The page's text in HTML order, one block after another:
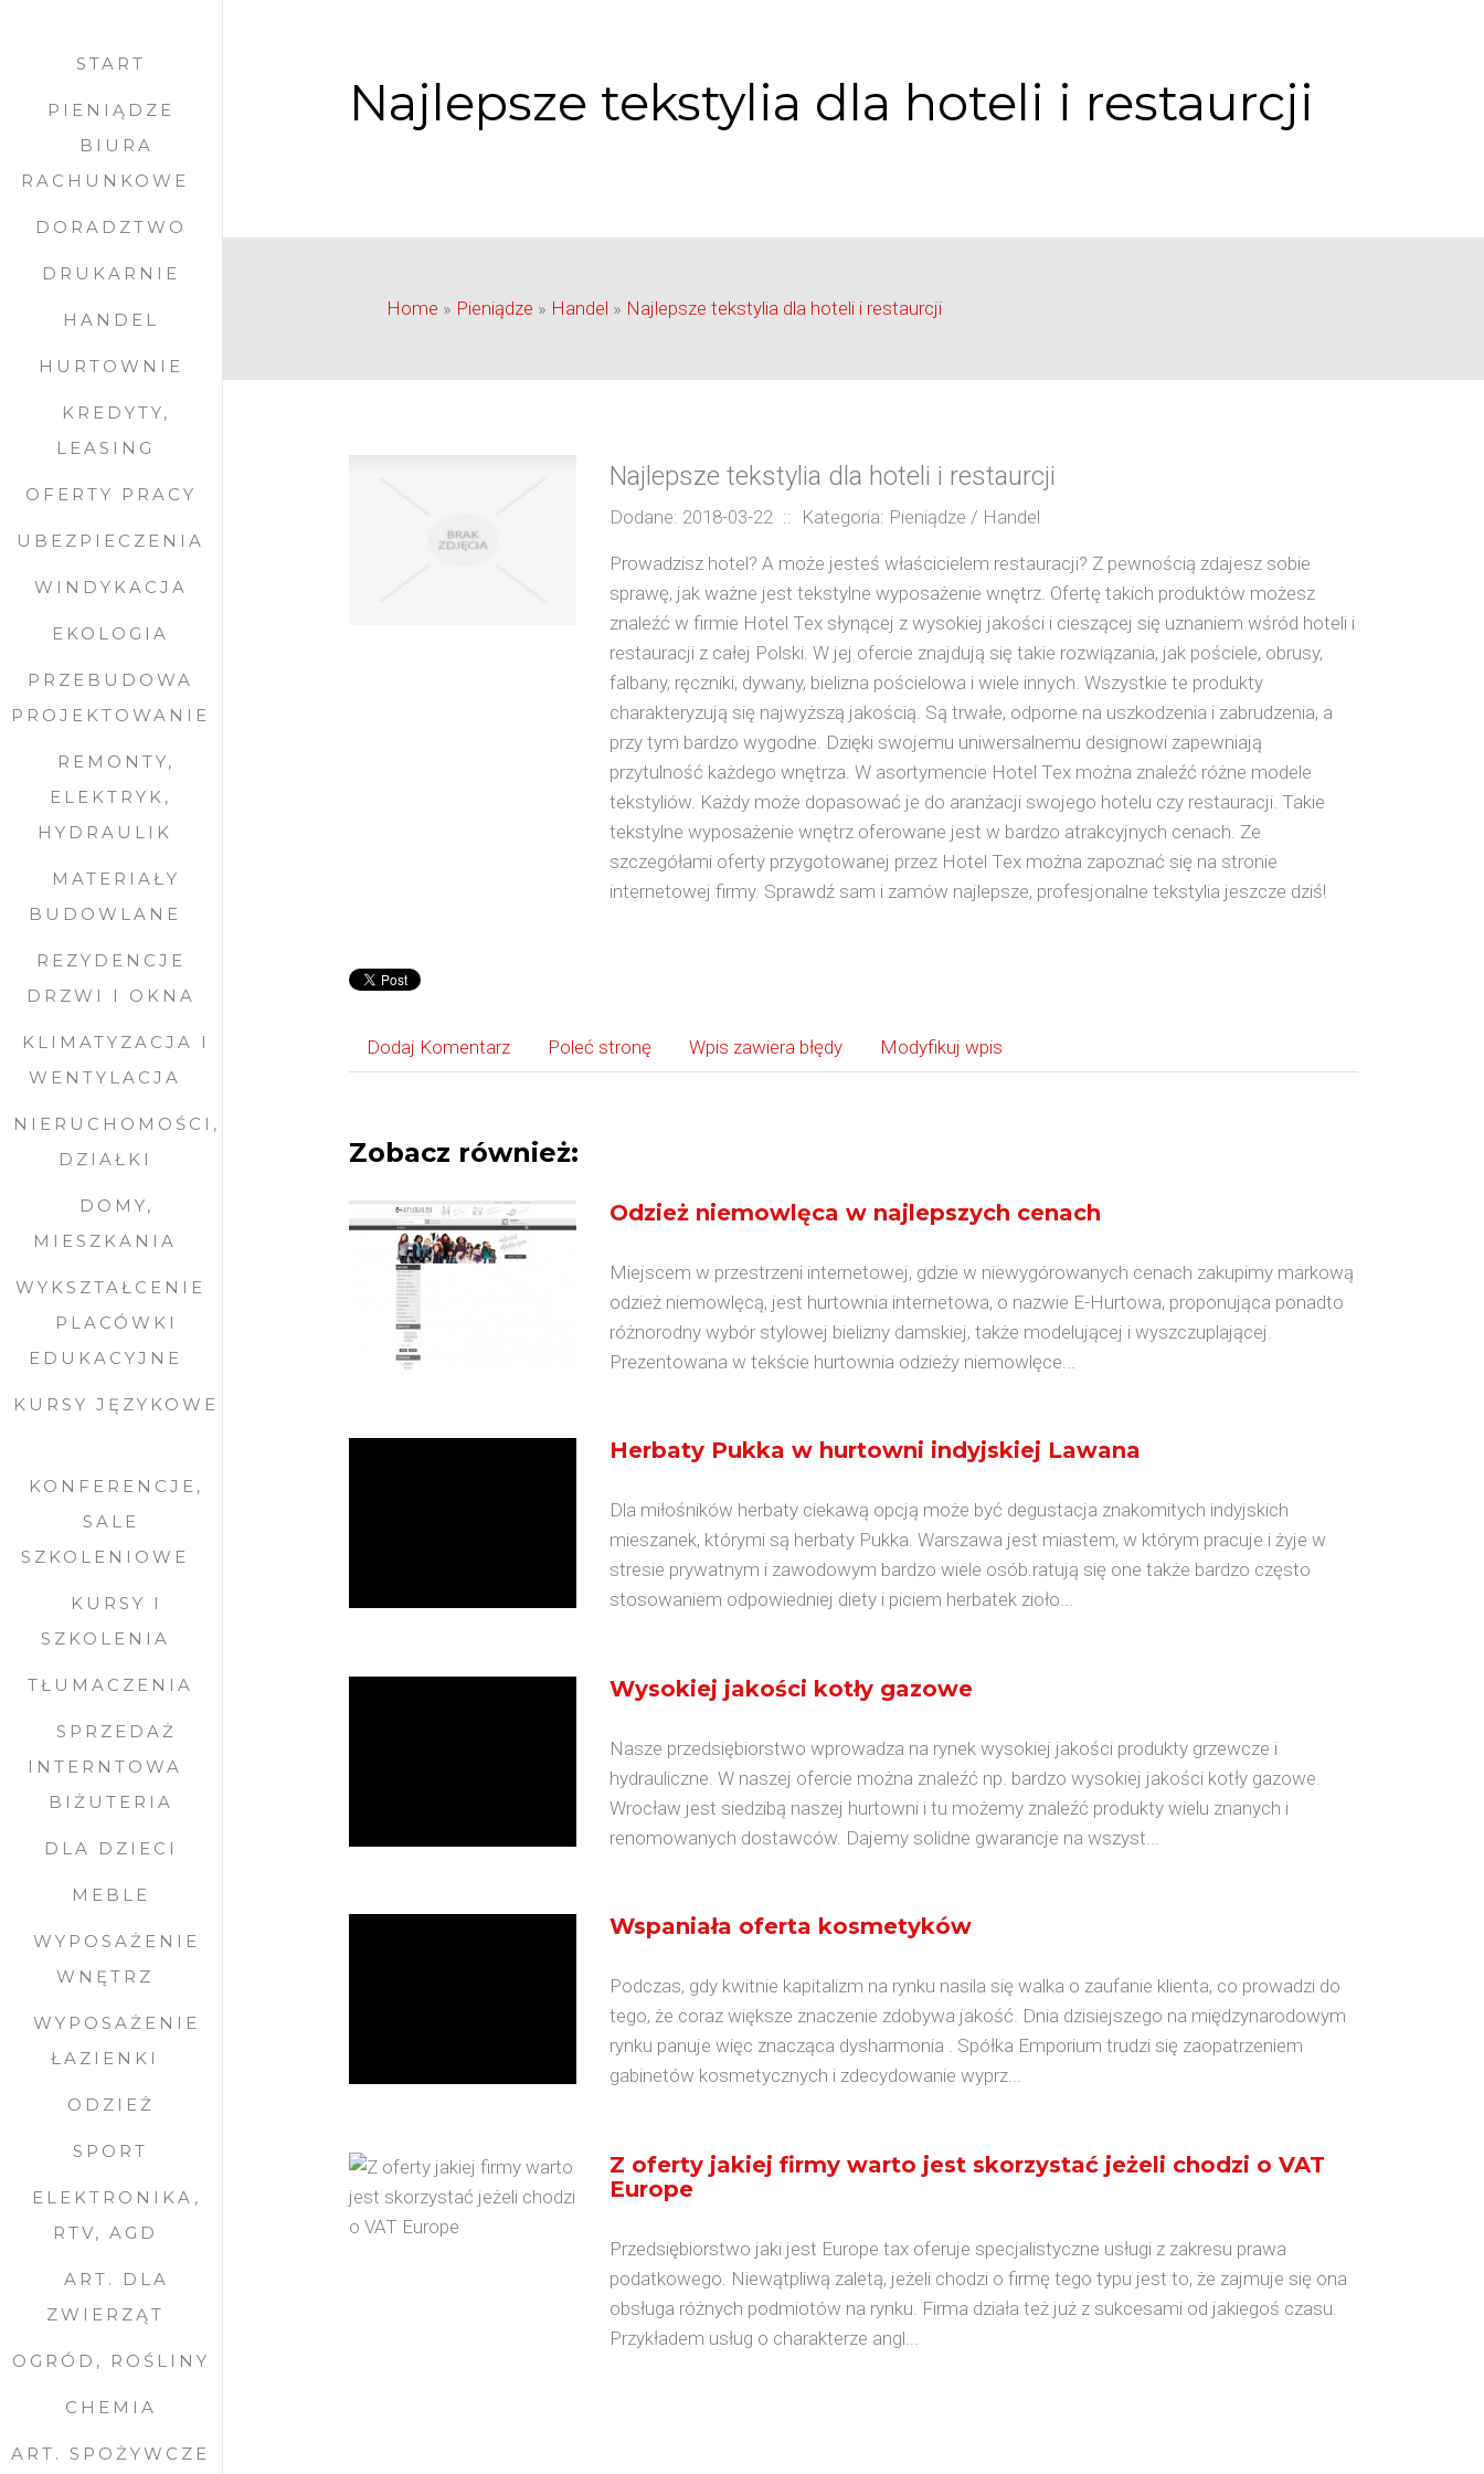
START
PIENIĄDZE
BIURA
RACHUNKOWE
DORADZTWO
DRUKARNIE
HANDEL
HURTOWNIE
KREDYTY,
LEASING
OFERTY PRACY
UBEZPIECZENIA
WINDYKACJA
EKOLOGIA
PRZEBUDOWA
PROJEKTOWANIE
REMONTY,
ELEKTRYK,
HYDRAULIK
MATERIAŁY
BUDOWLANE
REZYDENCJE
DRZWI I OKNA
KLIMATYZACJA I
WENTYLACJA
NIERUCHOMOŚCI,
DZIAŁKI
DOMY,
MIESZKANIA
WYKSZTAŁCENIE
PLACÓWKI
EDUKACYJNE
KURSY JĘZYKOWE
KONFERENCJE,
SALE
SZKOLENIOWE
KURSY I
SZKOLENIA
TŁUMACZENIA
SPRZEDAŻ
INTERNTOWA
BIŻUTERIA
DLA DZIECI
MEBLE
WYPOSAŻENIE
WNĘTRZ
WYPOSAŻENIE
ŁAZIENKI
ODZIEŻ
SPORT
ELEKTRONIKA,
RTV, AGD
ART. DLA
ZWIERZĄT
OGRÓD, ROŚLINY
CHEMIA
ART. SPOŻYWCZE
Najlepsze tekstylia dla hoteli i restaurcji
Home » Pieniądze » Handel » Najlepsze tekstylia dla hoteli i restaurcji
Najlepsze tekstylia dla hoteli i restaurcji
Dodane: 2018-03-22 :: Kategoria: Pieniądze / Handel
Prowadzisz hotel? A może jesteś właścicielem restauracji? Z pewnością zdajesz sobie
sprawę, jak ważne jest tekstylne wyposażenie wnętrz. Ofertę takich produktów możesz
znaleźć w firmie Hotel Tex słynącej z wysokiej jakości i cieszącej się uznaniem wśród hoteli i
restauracji z całej Polski. W jej ofercie znajdują się takie rozwiązania, jak pościele, obrusy,
falbany, ręczniki, dywany, bielizna pościelowa i wiele innych. Wszystkie te produkty
charakteryzują się najwyższą jakością. Są trwałe, odporne na uszkodzenia i zabrudzenia, a
przy tym bardzo wygodne. Dzięki swojemu uniwersalnemu designowi zapewniają
przytulność każdego wnętrza. W asortymencie Hotel Tex można znaleźć różne modele
tekstyliów. Każdy może dopasować je do aranżacji swojego hotelu czy restauracji. Takie
tekstylne wyposażenie wnętrz oferowane jest w bardzo atrakcyjnych cenach. Ze
szczegółami oferty przygotowanej przez Hotel Tex można zapoznać się na stronie
internetowej firmy. Sprawdź sam i zamów najlepsze, profesjonalne tekstylia jeszcze dziś!
Dodaj Komentarz Poleć stronę Wpis zawiera błędy Modyfikuj wpis
Zobacz również:
Odzież niemowlęca w najlepszych cenach
Miejscem w przestrzeni internetowej, gdzie w niewygórowanych cenach zakupimy markową
odzież niemowlęcą, jest hurtownia internetowa, o nazwie E-Hurtowa, proponująca ponadto
różnorodny wybór stylowej bielizny damskiej, także modelującej i wyszczuplającej.
Prezentowana w tekście hurtownia odzieży niemowlęce...
Herbaty Pukka w hurtowni indyjskiej Lawana
Dla miłośników herbaty ciekawą opcją może być degustacja znakomitych indyjskich
mieszanek, którymi są herbaty Pukka. Warszawa jest miastem, w którym pracuje i żyje w
stresie prywatnym i zawodowym bardzo wiele osób.ratują się one także bardzo często
stosowaniem odpowiedniej diety i piciem herbatek zioło...
Wysokiej jakości kotły gazowe
Nasze przedsiębiorstwo wprowadza na rynek wysokiej jakości produkty grzewcze i
hydrauliczne. W naszej ofercie można znaleźć np. bardzo wysokiej jakości kotły gazowe.
Wrocław jest siedzibą naszej hurtowni i tu możemy znaleźć produkty wielu znanych i
renomowanych dostawców. Dajemy solidne gwarancje na wszyst...
Wspaniała oferta kosmetyków
Podczas, gdy kwitnie kapitalizm na rynku nasila się walka o zaufanie klienta, co prowadzi do
tego, że coraz większe znaczenie zdobywa jakość. Dnia dzisiejszego na międzynarodowym
rynku panuje więc znacząca dysharmonia . Spółka Emporium trudzi się zaopatrzeniem
gabinetów kosmetycznych i zdecydowanie wyprz...
Z oferty jakiej firmy warto jest skorzystać jeżeli chodzi o VAT
Europe
Przedsiębiorstwo jaki jest Europe tax oferuje specjalistyczne usługi z zakresu prawa
podatkowego. Niewątpliwą zaletą, jeżeli chodzi o firmę tego typu jest to, że zajmuje się ona
obsługa różnych podmiotów na rynku. Firma działa też już z sukcesami od jakiegoś czasu.
Przykładem usług o charakterze angl...